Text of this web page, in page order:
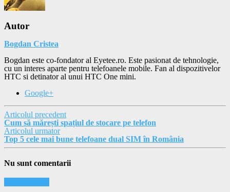
Autor
Bogdan Cristea
Bogdan este co-fondator al Eyetee.ro. Este pasionat de tehnologie,
cu un interes aparte pentru telefoanele mobile. Fan al dispozitivelor
HTC si detinator al unui HTC One mini.
Google+
Articolul precedent
Cum să mărești spațiul de stocare pe telefon
Articolul urmator
Top 5 cele mai bune telefoane dual SIM în România
Nu sunt comentarii